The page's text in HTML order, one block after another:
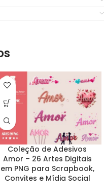
Coleção de Adesivos
Amor – 26 Artes Digitais
em PNG para Scrapbook,
Convites e Mídia Social